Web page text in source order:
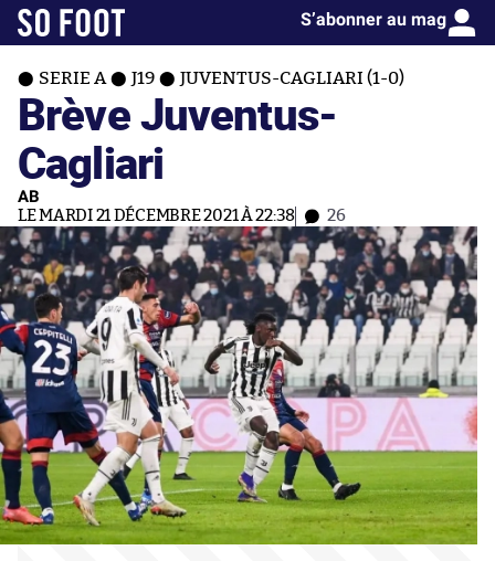
S’abonner au mag
SERIE A J19 JUVENTUS-CAGLIARI (1-0)
Brève Juventus-
Cagliari
AB
LE MARDI 21 DÉCEMBRE 2021 À 22:38 26